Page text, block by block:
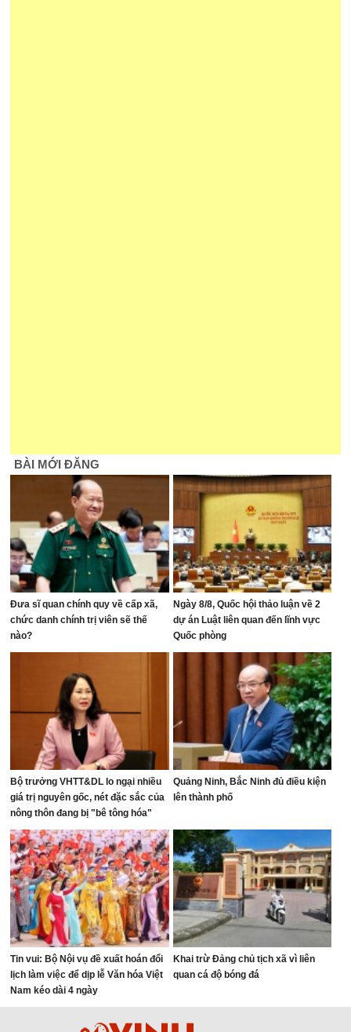
BÀI MỚI ĐĂNG
Đưa sĩ quan chính quy về cấp xã,
chức danh chính trị viên sẽ thế
nào?
Ngày 8/8, Quốc hội thảo luận về 2
dự án Luật liên quan đến lĩnh vực
Quốc phòng
Bộ trưởng VHTT&DL lo ngại nhiều
giá trị nguyên gốc, nét đặc sắc của
nông thôn đang bị "bê tông hóa"
Quảng Ninh, Bắc Ninh đủ điều kiện
lên thành phố
Tin vui: Bộ Nội vụ đề xuất hoán đổi
lịch làm việc để dịp lễ Văn hóa Việt
Nam kéo dài 4 ngày
Khai trừ Đảng chủ tịch xã vì liên
quan cá độ bóng đá